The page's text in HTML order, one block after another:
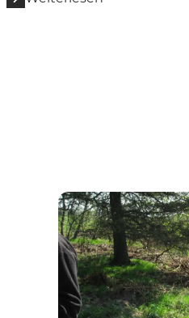
Løgstør Fodboldgolf